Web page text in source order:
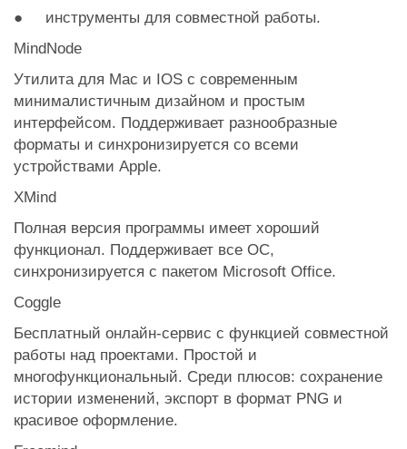
● инструменты для совместной работы.
MindNode
Утилита для Mac и IOS с современным
минималистичным дизайном и простым
интерфейсом. Поддерживает разнообразные
форматы и синхронизируется со всеми
устройствами Apple.
XMind
Полная версия программы имеет хороший
функционал. Поддерживает все ОС,
синхронизируется с пакетом Microsoft Office.
Coggle
Бесплатный онлайн-сервис с функцией совместной
работы над проектами. Простой и
многофункциональный. Среди плюсов: сохранение
истории изменений, экспорт в формат PNG и
красивое оформление.